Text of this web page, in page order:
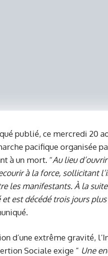
publié, ce mercredi 20
pacifique organisée
à un mort. “Au lieu
à la force, sollicitant
les manifestants. À la
est décédé trois jours
d’une extrême gravité,
Sociale exige ” Une